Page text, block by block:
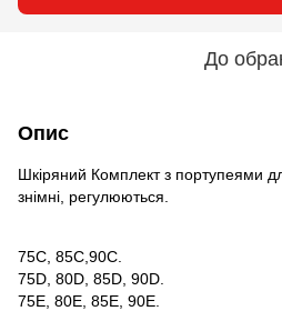
До
Опис
Шкіряний Комплект з портупеями
знімні, регулюються.
75С, 85С,90С.
75D, 80D, 85D, 90D.
75E, 80E, 85E, 90E.